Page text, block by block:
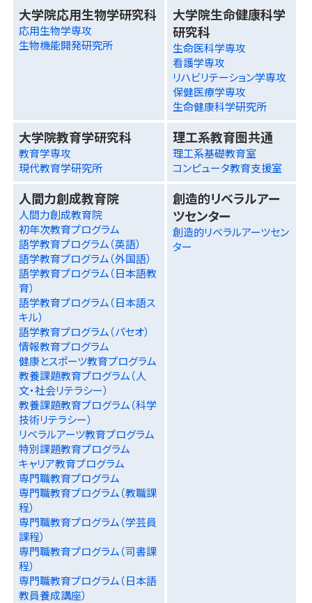
大学院応用生物学研究科
応用生物学専攻
生物機能開発研究所
大学院生命健康科学
研究科
生命医科学専攻
看護学専攻
リハビリテーション学専攻
保健医療学専攻
生命健康科学研究所
大学院教育学研究科
教育学専攻
現代教育学研究所
理工系教育圏共通
理工系基礎教育室
コンピュータ教育支援室
人間力創成教育院
人間力創成教育院
初年次教育プログラム
語学教育プログラム（英語）
語学教育プログラム（外国語）
語学教育プログラム（日本語教
育）
語学教育プログラム（日本語ス
キル）
語学教育プログラム（パセオ）
情報教育プログラム
健康とスポーツ教育プログラム
教養課題教育プログラム（人
文・社会リテラシー）
教養課題教育プログラム（科学
技術リテラシー）
リベラルアーツ教育プログラム
特別課題教育プログラム
キャリア教育プログラム
専門職教育プログラム
専門職教育プログラム（教職課
程）
専門職教育プログラム（学芸員
課程）
専門職教育プログラム（司書課
程）
専門職教育プログラム（日本語
教員養成講座）
創造的リベラルアー
ツセンター
創造的リベラルアーツセン
ター